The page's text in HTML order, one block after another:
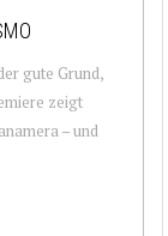
gute Grund,
zeigt
– und